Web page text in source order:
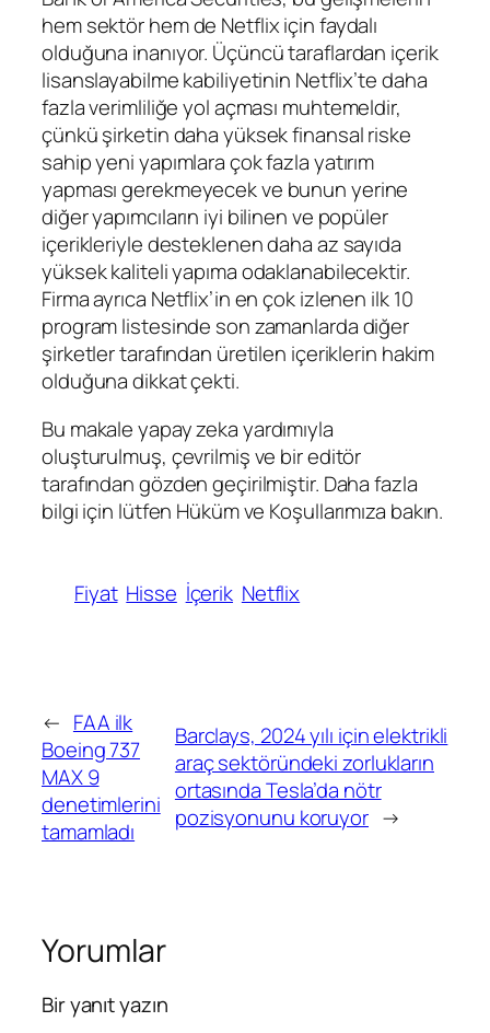
hem sektör hem de Netflix için faydalı
olduğuna inanıyor. Üçüncü taraflardan içerik
lisanslayabilme kabiliyetinin Netflix’te daha
fazla verimliliğe yol açması muhtemeldir,
çünkü şirketin daha yüksek finansal riske
sahip yeni yapımlara çok fazla yatırım
yapması gerekmeyecek ve bunun yerine
diğer yapımcıların iyi bilinen ve popüler
içerikleriyle desteklenen daha az sayıda
yüksek kaliteli yapıma odaklanabilecektir.
Firma ayrıca Netflix’in en çok izlenen ilk 10
program listesinde son zamanlarda diğer
şirketler tarafından üretilen içeriklerin hakim
olduğuna dikkat çekti.
Bu makale yapay zeka yardımıyla
oluşturulmuş, çevrilmiş ve bir editör
tarafından gözden geçirilmiştir. Daha fazla
bilgi için lütfen Hüküm ve Koşullarımıza bakın.
Fiyat Hisse İçerik Netflix
← FAA ilk
Boeing 737
MAX 9
denetimlerini
tamamladı
Barclays, 2024 yılı için elektrikli
araç sektöründeki zorlukların
ortasında Tesla’da nötr
pozisyonunu koruyor →
Yorumlar
Bir yanıt yazın